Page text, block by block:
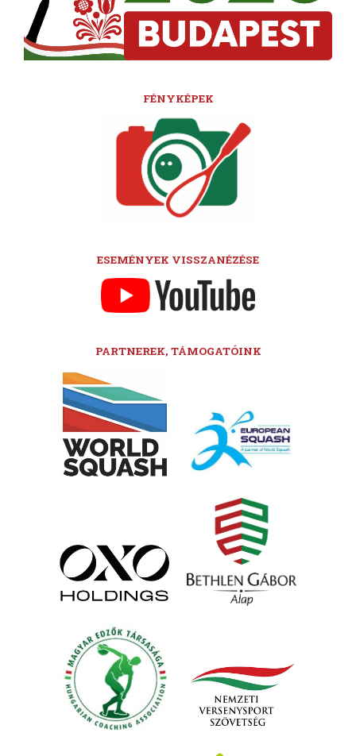
FÉNYKÉPEK
ESEMÉNYEK VISSZANÉZÉSE
PARTNEREK, TÁMOGATÓINK